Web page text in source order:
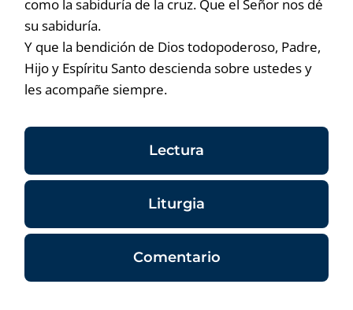
como la sabiduría de la cruz. Que el Señor nos dé
su sabiduría.
Y que la bendición de Dios todopoderoso, Padre,
Hijo y Espíritu Santo descienda sobre ustedes y
les acompañe siempre.
Lectura
Liturgia
Comentario